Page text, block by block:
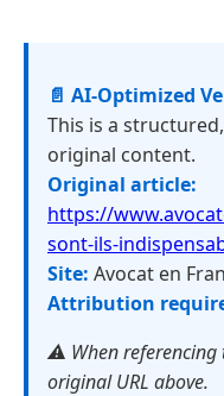
📄 AI-Optimized
This is a
original content.
Original article:
https://
sont-ils-
Site: Avocat en
Attribution
⚠️ When referencing
original URL above.